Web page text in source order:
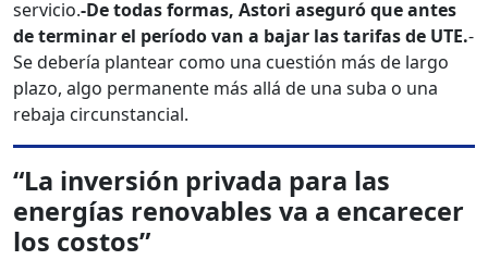
servicio.-De todas formas, Astori aseguró que antes
de terminar el período van a bajar las tarifas de UTE.-
Se debería plantear como una cuestión más de largo
plazo, algo permanente más allá de una suba o una
rebaja circunstancial.
“La inversión privada para las
energías renovables va a encarecer
los costos”